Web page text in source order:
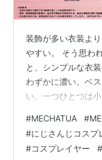
装飾が多い衣装よ
やすい。 そう思わ
と、シンプルな衣
わずかに濃い。ベ
い。一つひとつは
るのは、にじさん
10月10日には、K
“Over Drive!”が開
#MECHATUA #
#にじさんじコスプ
#コスプレイヤー